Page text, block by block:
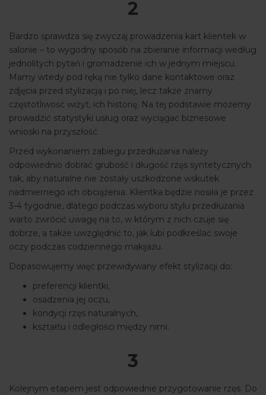
2
Bardzo sprawdza się zwyczaj prowadzenia kart klientek w
salonie – to wygodny sposób na zbieranie informacji według
jednolitych pytań i gromadzenie ich w jednym miejscu.
Mamy wtedy pod ręką nie tylko dane kontaktowe oraz
zdjęcia przed stylizacją i po niej, lecz także znamy
częstotliwość wizyt, ich historię. Na tej podstawie możemy
prowadzić statystyki usług oraz wyciągać biznesowe
wnioski na przyszłość.
Przed wykonaniem zabiegu przedłużania należy
odpowiednio dobrać grubość i długość rzęs syntetycznych
tak, aby naturalne nie zostały uszkodzone wskutek
nadmiernego ich obciążenia. Klientka będzie nosiła je przez
3-4 tygodnie, dlatego podczas wyboru stylu przedłużania
warto zwrócić uwagę na to, w którym z nich czuje się
dobrze, a także uwzględnić to, jak lubi podkreślać swoje
oczy podczas codziennego makijażu.
Dopasowujemy więc przewidywany efekt stylizacji do:
preferencji klientki,
osadzenia jej oczu,
kondycji rzęs naturalnych,
kształtu i odległości między nimi.
3
Kolejnym etapem jest odpowiednie przygotowanie rzęs. Do